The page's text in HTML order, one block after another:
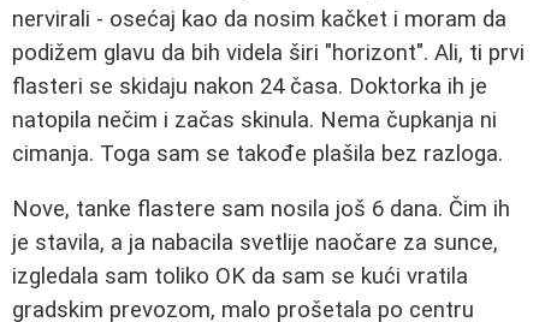
nervirali - osećaj kao da nosim kačket i moram da
podižem glavu da bih videla širi "horizont". Ali, ti prvi
flasteri se skidaju nakon 24 časa. Doktorka ih je
natopila nečim i začas skinula. Nema čupkanja ni
cimanja. Toga sam se takođe plašila bez razloga.
Nove, tanke flastere sam nosila još 6 dana. Čim ih
je stavila, a ja nabacila svetlije naočare za sunce,
izgledala sam toliko OK da sam se kući vratila
gradskim prevozom, malo prošetala po centru